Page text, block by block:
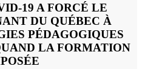
19 A FORCÉ LE
DU QUÉBEC À
PÉDAGOGIQUES
LA FORMATION